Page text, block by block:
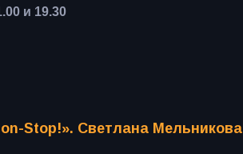
и 19.30
Stop!». Светлана Мельникова